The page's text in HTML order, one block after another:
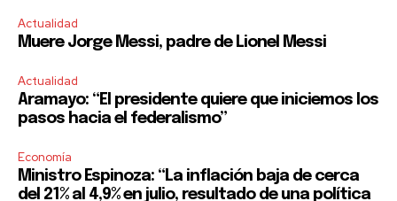
Actualidad
Muere Jorge Messi, padre de Lionel Messi
Actualidad
Aramayo: “El presidente quiere que iniciemos los
pasos hacia el federalismo”
Economía
Ministro Espinoza: “La inflación baja de cerca
del 21% al 4,9% en julio, resultado de una política